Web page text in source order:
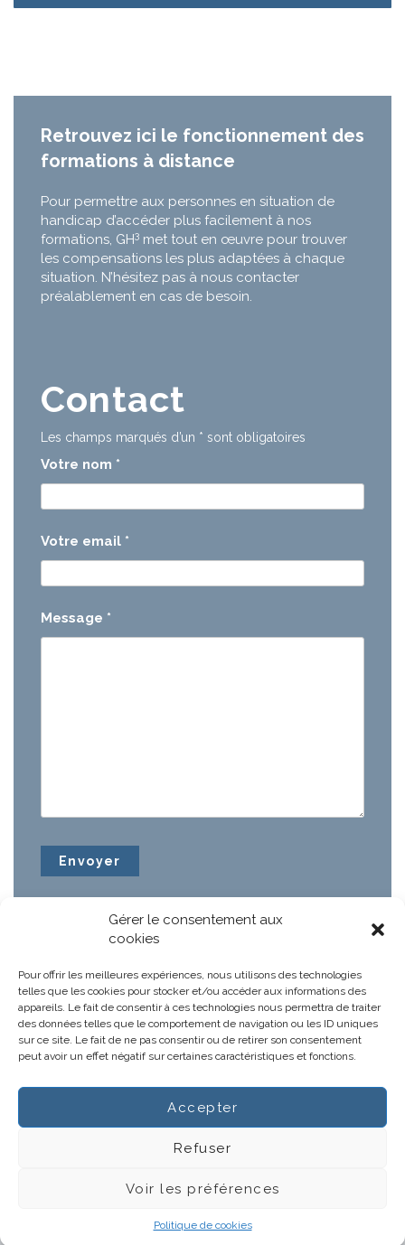
Gérer le consentement aux
cookies
Pour offrir les meilleures expériences, nous utilisons des technologies
telles que les cookies pour stocker et/ou accéder aux informations des
appareils. Le fait de consentir à ces technologies nous permettra de traiter
des données telles que le comportement de navigation ou les ID uniques
sur ce site. Le fait de ne pas consentir ou de retirer son consentement
peut avoir un effet négatif sur certaines caractéristiques et fonctions.
Accepter
Refuser
Voir les préférences
Politique de cookies
Retrouvez ici le fonctionnement des
formations à distance
Pour permettre aux personnes en situation de
handicap d’accéder plus facilement à nos
formations, GH3 met tout en œuvre pour trouver
les compensations les plus adaptées à chaque
situation. N’hésitez pas à nous contacter
préalablement en cas de besoin.
Contact
Les champs marqués d’un * sont obligatoires
Votre nom *
Votre email *
Message *
Actus
Gestions hospitalières CGV
Contacts